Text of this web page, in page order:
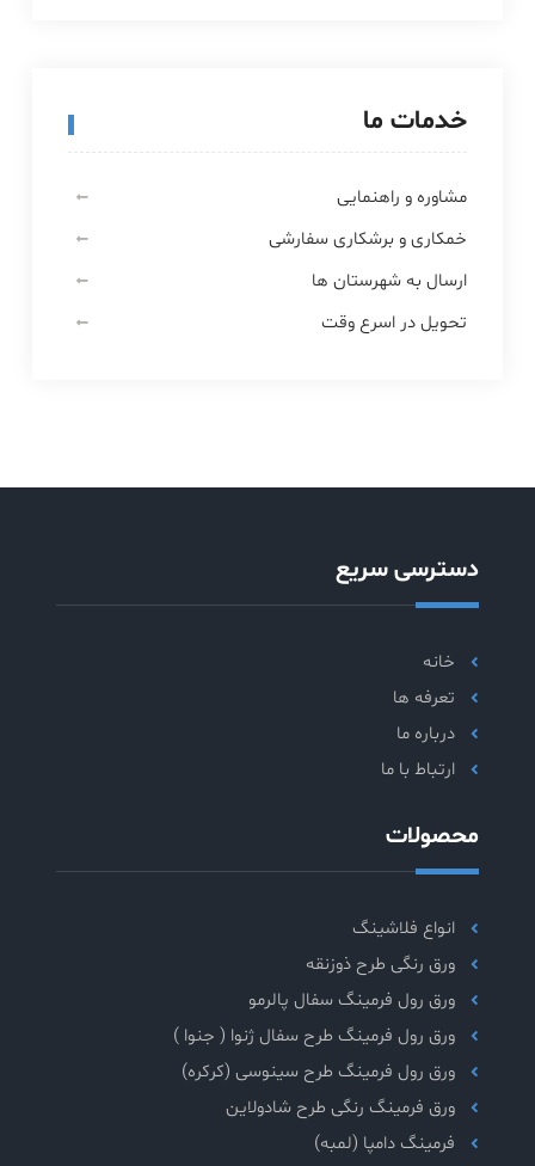
خدمات ما
مشاوره و راهنمایی
خمکاری و برشکاری سفارشی
ارسال به شهرستان ها
تحویل در اسرع وقت
دسترسی سریع
خانه
تعرفه ها
درباره ما
ارتباط با ما
محصولات
انواع فلاشینگ
ورق رنگی طرح ذوزنقه
ورق رول فرمینگ سفال پالرمو
ورق رول فرمینگ طرح سفال ژنوا ( جنوا )
ورق رول فرمینگ طرح سینوسی (کرکره)
ورق فرمینگ رنگی طرح شادولاین
فرمینگ دامپا (لمبه)